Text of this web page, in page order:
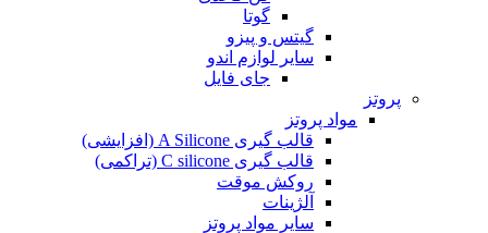
گوتا
گیتس و پیزو
سایر لوازم اندو
جای فایل
پروتز
مواد پروتز
قالب گیری A Silicone (افزایشی)
قالب گیری C silicone (تراکمی)
روکش موقت
آلژینات
سایر مواد پروتز